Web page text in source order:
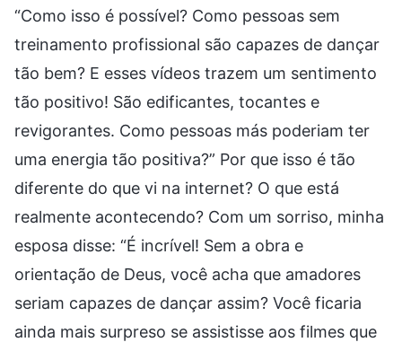
“Como isso é possível? Como pessoas sem
treinamento profissional são capazes de dançar
tão bem? E esses vídeos trazem um sentimento
tão positivo! São edificantes, tocantes e
revigorantes. Como pessoas más poderiam ter
uma energia tão positiva?” Por que isso é tão
diferente do que vi na internet? O que está
realmente acontecendo? Com um sorriso, minha
esposa disse: “É incrível! Sem a obra e
orientação de Deus, você acha que amadores
seriam capazes de dançar assim? Você ficaria
ainda mais surpreso se assistisse aos filmes que